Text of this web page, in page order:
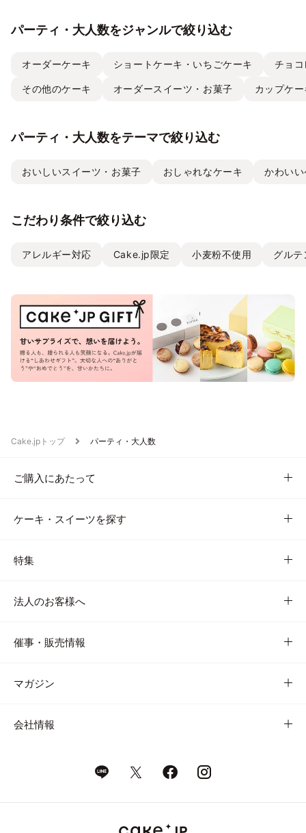
パーティ・大人数をジャンルで絞り込む
オーダーケーキ ショートケーキ・いちごケーキ チョ
その他のケーキ オーダースイーツ・お菓子 カップケ
パーティ・大人数をテーマで絞り込む
おいしいスイーツ・お菓子 おしゃれなケーキ かわい
こだわり条件で絞り込む
アレルギー対応 Cake.jp限定 小麦粉不使用 グルテ
Cake.jpトップ パーティ・大人数
ご購入にあたって
ケーキ・スイーツを探す
特集
法人のお客様へ
催事・販売情報
マガジン
会社情報